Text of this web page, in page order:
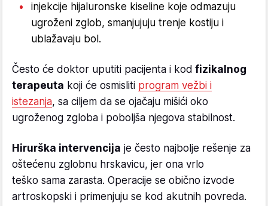
injekcije hijaluronske kiseline koje odmazuju
ugroženi zglob, smanjujuju trenje kostiju i
ublažavaju bol.
Često će doktor uputiti pacijenta i kod fizikalnog
terapeuta koji će osmisliti program vežbi i
istezanja, sa ciljem da se ojačaju mišići oko
ugroženog zgloba i poboljša njegova stabilnost.
Hirurška intervencija je često najbolje rešenje za
oštećenu zglobnu hrskavicu, jer ona vrlo
teško sama zarasta. Operacije se obično izvode
artroskopski i primenjuju se kod akutnih povreda.